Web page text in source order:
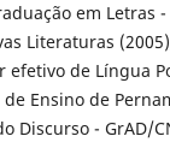
em
Literaturas
efetivo de Língua
de Ensino de
Discurso - GrAD/